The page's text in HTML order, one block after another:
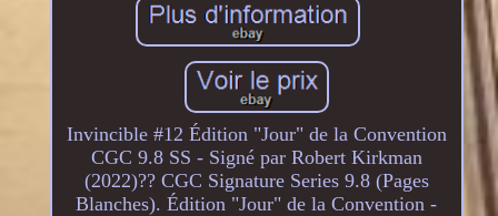
Invincible #12 Édition "Jour" de la Convention
CGC 9.8 SS - Signé par Robert Kirkman
(2022)?? CGC Signature Series 9.8 (Pages
Blanches). Édition "Jour" de la Convention -